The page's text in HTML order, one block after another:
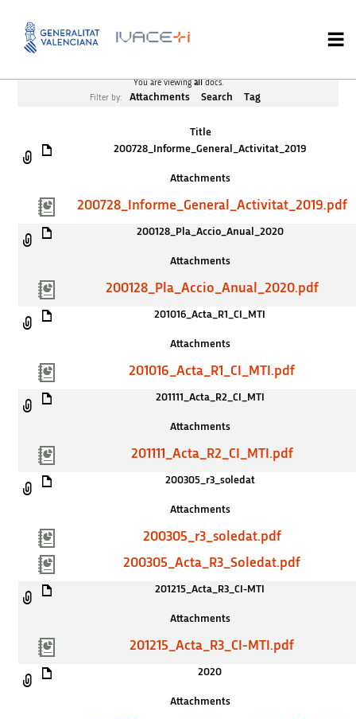
You are viewing all
docs.
Filter by:
Attachments Search Tag
Title
200728_Informe_General_Activitat_2019
Attachments
200728_Informe_General_Activitat_2019.pdf
200128_Pla_Accio_Anual_2020
Attachments
200128_Pla_Accio_Anual_2020.pdf
201016_Acta_R1_CI_MTI
Attachments
201016_Acta_R1_CI_MTI.pdf
201111_Acta_R2_CI_MTI
Attachments
201111_Acta_R2_CI_MTI.pdf
200305_r3_soledat
Attachments
200305_r3_soledat.pdf
200305_Acta_R3_Soledat.pdf
201215_Acta_R3_CI-MTI
Attachments
201215_Acta_R3_CI-MTI.pdf
2020
Attachments